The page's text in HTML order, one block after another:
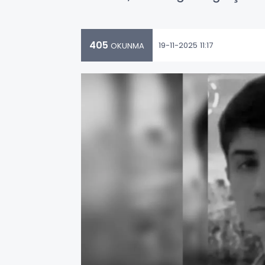
405 OKUNMA 19-11-2025 11:17